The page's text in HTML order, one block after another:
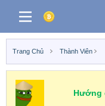
Trang Chủ Thành Viên
Hướng